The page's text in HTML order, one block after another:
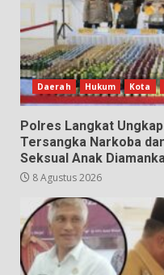
Daerah Hukum Kota
Polres Langkat
Tersangka Narkoba
Seksual Anak
8 Agustus 2026